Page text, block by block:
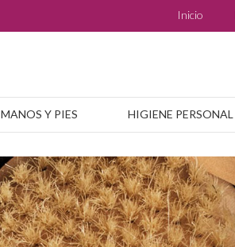
Inicio
MANOS Y PIES HIGIENE PERSONAL